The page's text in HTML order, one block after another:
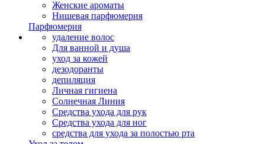
Женские ароматы
Нишевая парфюмерия
Парфюмерия
удаление волос
Для ванной и душа
уход за кожей
дезодоранты
депиляция
Личная гигиена
Солнечная Линия
Средства ухода для рук
Средства ухода для ног
средства для ухода за полостью рта